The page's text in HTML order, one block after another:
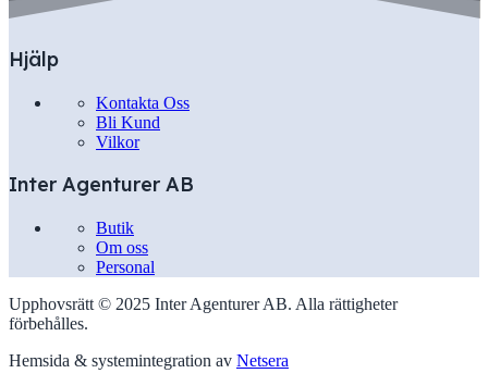
Hjälp
Kontakta Oss
Bli Kund
Vilkor
Inter Agenturer AB
Butik
Om oss
Personal
Upphovsrätt © 2025 Inter Agenturer AB. Alla rättigheter
förbehålles.
Hemsida & systemintegration av Netsera